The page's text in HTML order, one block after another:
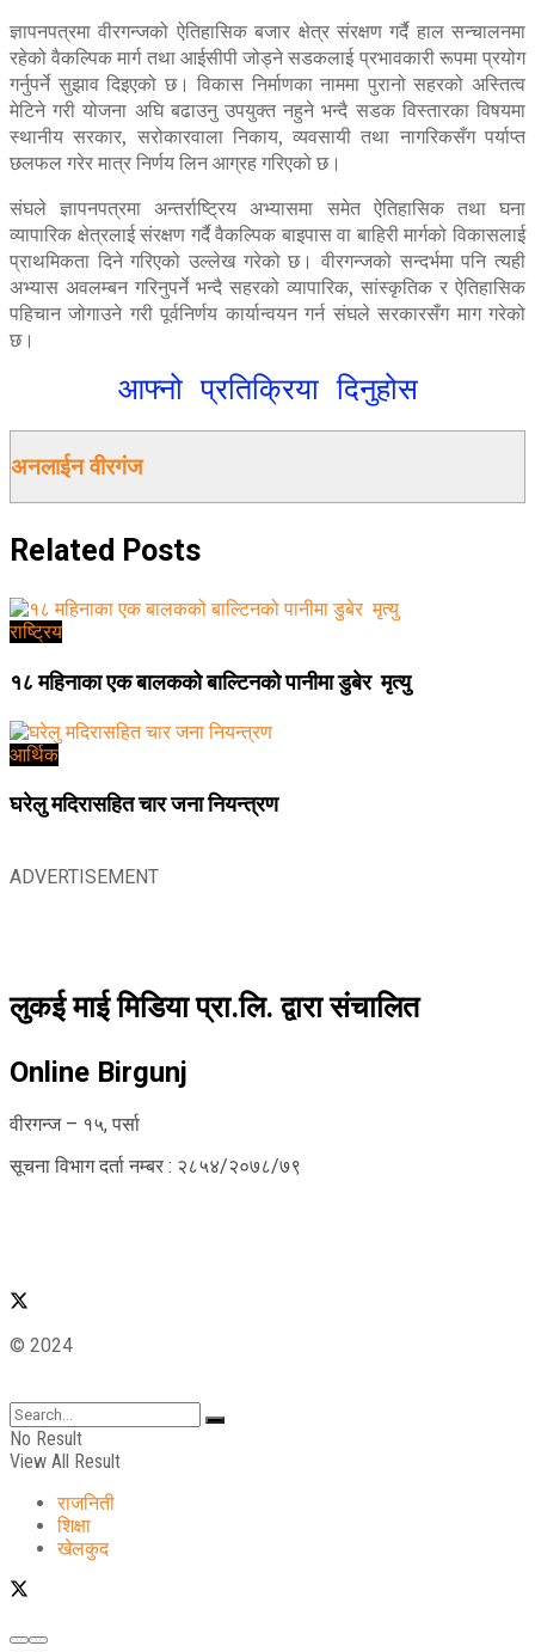
ज्ञापनपत्रमा वीरगन्जको ऐतिहासिक बजार क्षेत्र संरक्षण गर्दै हाल सन्चालनमा
रहेको वैकल्पिक मार्ग तथा आईसीपी जोड्ने सडकलाई प्रभावकारी रूपमा प्रयोग
गर्नुपर्ने सुझाव दिइएको छ। विकास निर्माणका नाममा पुरानो सहरको अस्तित्व
मेटिने गरी योजना अघि बढाउनु उपयुक्त नहुने भन्दै सडक विस्तारका विषयमा
स्थानीय सरकार, सरोकारवाला निकाय, व्यवसायी तथा नागरिकसँग पर्याप्त
छलफल गरेर मात्र निर्णय लिन आग्रह गरिएको छ।
संघले ज्ञापनपत्रमा अन्तर्राष्ट्रिय अभ्यासमा समेत ऐतिहासिक तथा घना
व्यापारिक क्षेत्रलाई संरक्षण गर्दै वैकल्पिक बाइपास वा बाहिरी मार्गको विकासलाई
प्राथमिकता दिने गरिएको उल्लेख गरेको छ। वीरगन्जको सन्दर्भमा पनि त्यही
अभ्यास अवलम्बन गरिनुपर्ने भन्दै सहरको व्यापारिक, सांस्कृतिक र ऐतिहासिक
पहिचान जोगाउने गरी पूर्वनिर्णय कार्यान्वयन गर्न संघले सरकारसँग माग गरेको
छ।
आफ्नो प्रतिक्रिया दिनुहोस
अनलाईन वीरगंज
Related Posts
राष्ट्रिय
१८ महिनाका एक बालकको बाल्टिनको पानीमा डुबेर मृत्यु
आर्थिक
घरेलु मदिरासहित चार जना नियन्त्रण
ADVERTISEMENT
लुकई माई मिडिया प्रा.लि. द्वारा संचालित
Online Birgunj
वीरगन्ज – १५, पर्सा
सूचना विभाग दर्ता नम्बर : २८५४/२०७८/७९
© 2024
No Result
View All Result
राजनिती
शिक्षा
खेलकुद